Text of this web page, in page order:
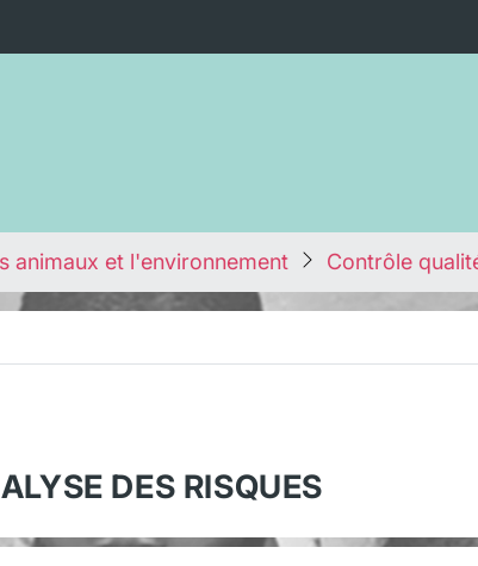
animaux et l'environnement Contrôle
DES RISQUES